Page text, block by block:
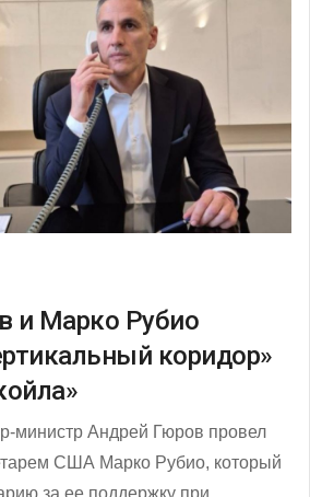
и Марко Рубио
коридор»
министр Андрей Гюров провел
США Марко Рубио, который